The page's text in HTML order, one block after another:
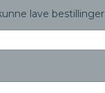
lave bestillinger